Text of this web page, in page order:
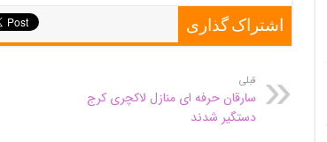
اشتراک گذاری
قبلی
سارقان حرفه ای منازل لاکچری کرج
دستگیر شدند